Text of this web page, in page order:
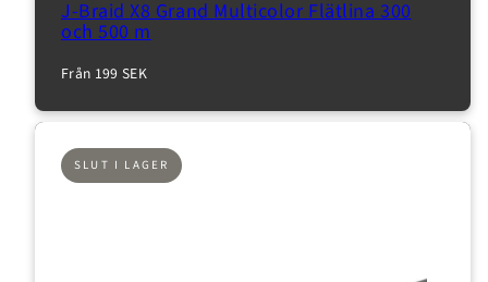
J-Braid X8 Grand Multicolor Flätlina 300
och 500 m
Normalpris
Från 199 SEK
SLUT I LAGER